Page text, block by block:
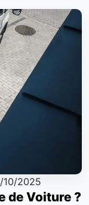
10/2025
de Voiture ?